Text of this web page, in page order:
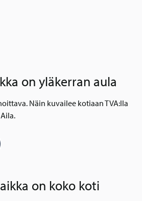
on yläkerran aula
Näin kuvailee kotiaan TVA:lla
on koko koti